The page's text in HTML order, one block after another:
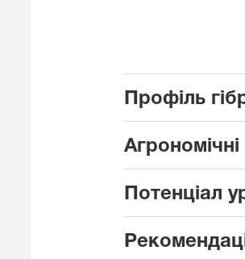
Профіль
Потенціал